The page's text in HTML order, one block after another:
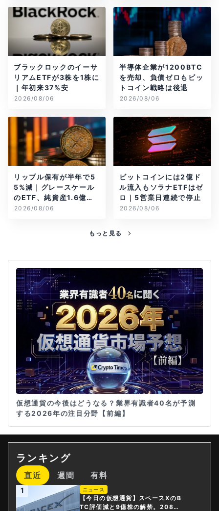
ブラックロックのイーサ
リアムETFが3株を1株に
｜年初来37%安
2026/08/06
半導体企業が1200BTC
を売却、負債ゼロもビッ
トコイン戦略は後退
2026/08/06
リップル保有が半年で5
5%減｜グレースケール
のETF、純資産1.6億ド
ル減
2026/08/06
ビットコインには2億ド
ル流入もソラナETFはゼ
ロ｜5営業日連続で停止
2026/08/06
もっと見る
仮想通貨の今後はどうなる？業界有識者40名が予測
する2026年の注目分野【前編】
ランキング
直近 週間 有料
1 ニュース
【今日の仮想通貨】スペースXのB
TC評価減と9億株の解禁。208億